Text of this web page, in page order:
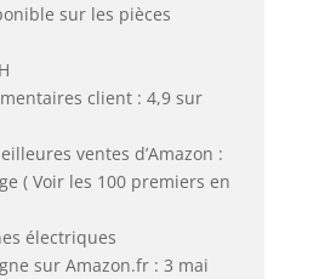
sur les pièces
client : 4,9 sur
ventes d’Amazon :
( Voir les 100 premiers en
électriques
sur Amazon.fr : 3 mai